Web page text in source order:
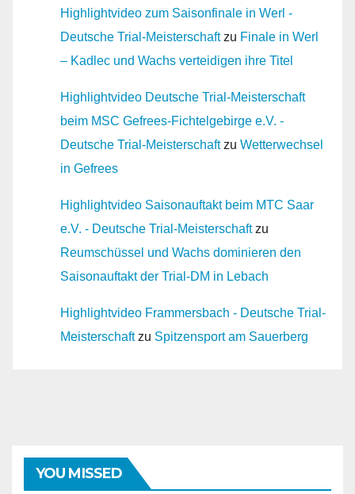
Highlightvideo zum Saisonfinale in Werl -
Deutsche Trial-Meisterschaftzu Finale in Werl
– Kadlec und Wachs verteidigen ihre Titel
Highlightvideo Deutsche Trial-Meisterschaft
beim MSC Gefrees-Fichtelgebirge e.V. -
Deutsche Trial-Meisterschaftzu Wetterwechsel
in Gefrees
Highlightvideo Saisonauftakt beim MTC Saar
e.V. - Deutsche Trial-Meisterschaftzu
Reumschüssel und Wachs dominieren den
Saisonauftakt der Trial-DM in Lebach
Highlightvideo Frammersbach - Deutsche Trial-
Meisterschaftzu Spitzensport am Sauerberg
YOU MISSED